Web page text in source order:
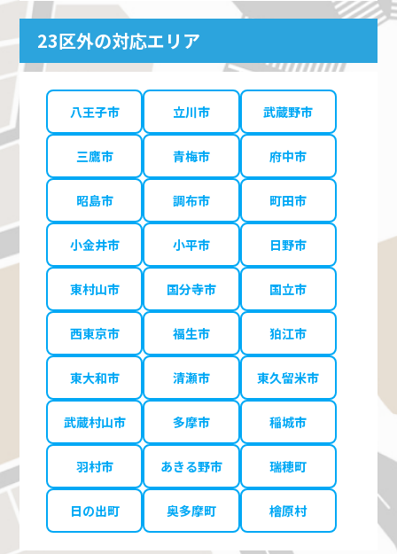
23区外の対応エリア
八王子市 立川市 武蔵野市
三鷹市 青梅市 府中市
昭島市 調布市 町田市
小金井市 小平市 日野市
東村山市 国分寺市 国立市
西東京市 福生市 狛江市
東大和市 清瀬市 東久留米市
武蔵村山市 多摩市 稲城市
羽村市 あきる野市 瑞穂町
日の出町 奥多摩町 檜原村